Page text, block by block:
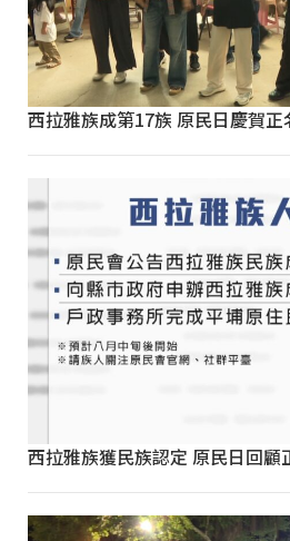
西拉雅族成第17族 原民日慶賀正
西拉雅族獲民族認定 原民日回顧